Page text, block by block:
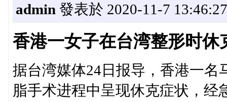
admin 發表於 2020-11-7 13:46:27
香港一女子在台湾整形时休
据台湾媒体24日报导，香港一名
脂手术进程中呈现休克症状，经